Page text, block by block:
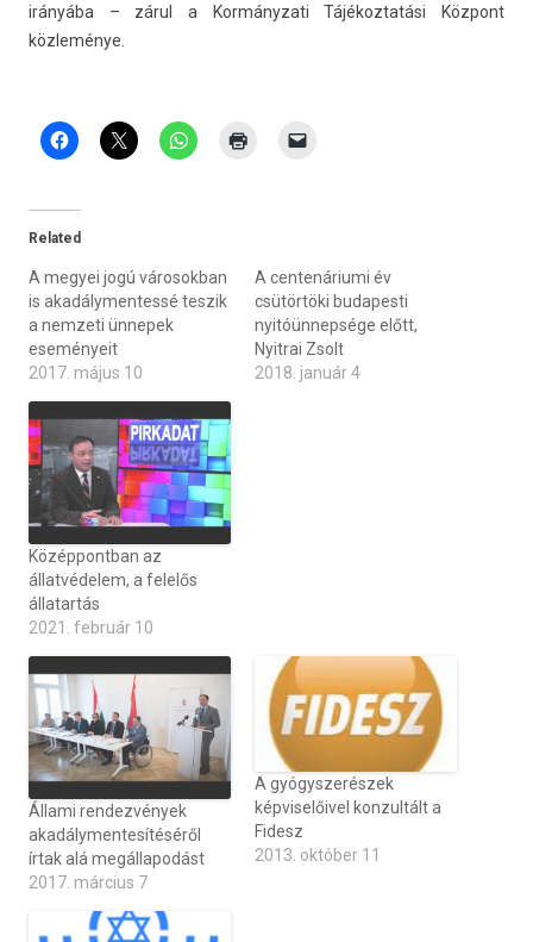
irányába – zárul a Kor­mányzati Tájékoz­tatási Központ
közleménye.
Related
A megyei jogú városokban
is akadálymentessé teszik
a nemzeti ünnepek
eseményeit
2017. május 10
A centenáriumi év
csütörtöki budapesti
nyitóünnepsége előtt,
Nyitrai Zsolt
2018. január 4
Középpontban az
állatvédelem, a felelős
állatartás
2021. február 10
Állami rendezvények
akadálymentesítéséről
írtak alá megállapodást
2017. március 7
A gyógyszerészek
képviselőivel konzultált a
Fidesz
2013. október 11